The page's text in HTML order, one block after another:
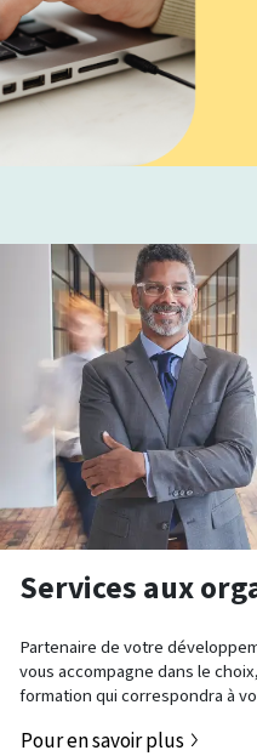
Services aux
Partenaire de votre
vous accompagne dans le
formation qui correspondra à
Pour en savoir plus